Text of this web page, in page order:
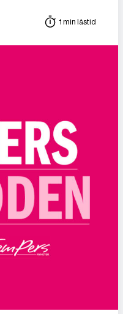
1 min lästid